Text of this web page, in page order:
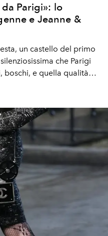
Parigi»: lo
e Jeanne &
un castello del primo
che Parigi
boschi, e quella qualità